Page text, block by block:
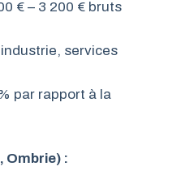
€ – 3 200 € bruts
services
par rapport à la
Ombrie) :